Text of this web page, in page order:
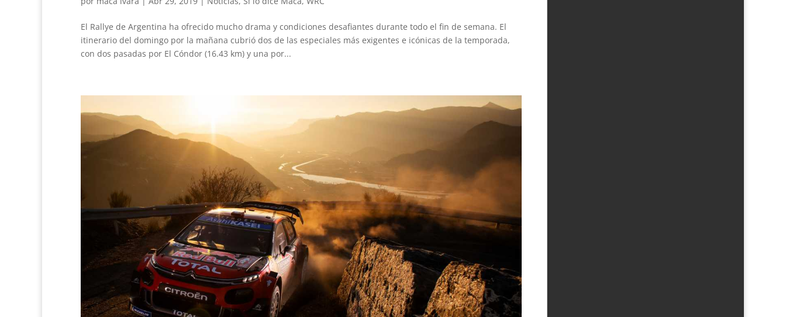
El Rallye de Argentina ha ofrecido mucho drama y condiciones desafiantes durante todo el fin de semana. El
itinerario del domingo por la mañana cubrió dos de las especiales más exigentes e icónicas de la temporada,
con dos pasadas por El Cóndor (16.43 km) y una por...